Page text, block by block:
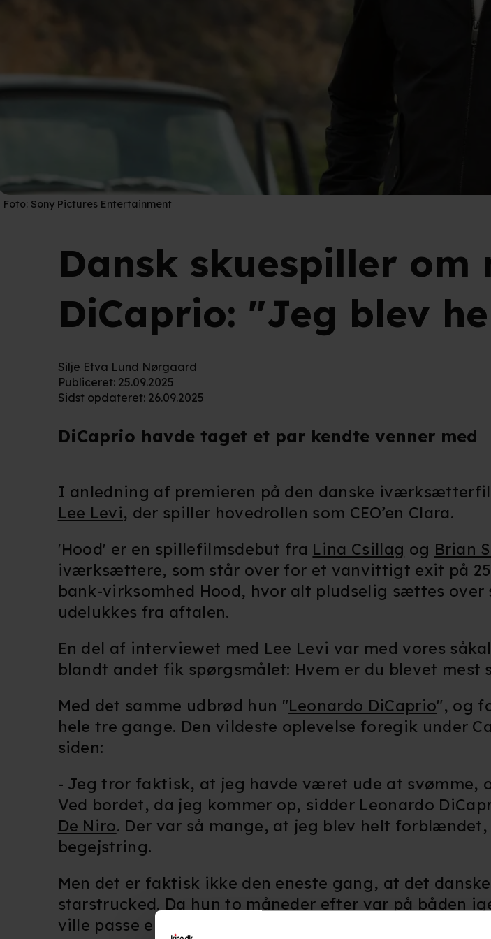
Foto: Sony Pictures Entertainment
Dansk skuespiller om
DiCaprio: "Jeg blev
Silje Etva Lund Nørgaard
Publiceret: 25.09.2025
Sidst opdateret: 26.09.2025
DiCaprio havde taget et par kendte venner med
I anledning af premieren på den danske
Lee Levi, der spiller hovedrollen som CEO’en Clara.
'Hood' er en spillefilmsdebut fra Lina Csillag og Brian
iværksættere, som står over for et vanvittigt exit på
bank-virksomhed Hood, hvor alt pludselig sættes
udelukkes fra aftalen.
En del af interviewet med Lee Levi var med vores
blandt andet fik spørgsmålet: Hvem er du blevet mest
Med det samme udbrød hun "Leonardo DiCaprio", og
hele tre gange. Den vildeste oplevelse foregik under
siden:
- Jeg tror faktisk, at jeg havde været ude at svømme,
Ved bordet, da jeg kommer op, sidder Leonardo
De Niro. Der var så mange, at jeg blev helt
begejstring.
Men det er faktisk ikke den eneste gang, at det
starstrucked. Da hun to måneder efter var på båden
ville passe en lille pige, der også var ombord: